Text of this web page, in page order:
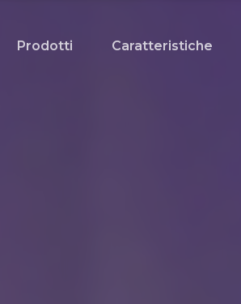
Prodotti Caratteristiche